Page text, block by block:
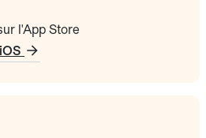
l'App Store